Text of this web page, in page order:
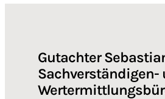
Gutachter
Sachverständigen-